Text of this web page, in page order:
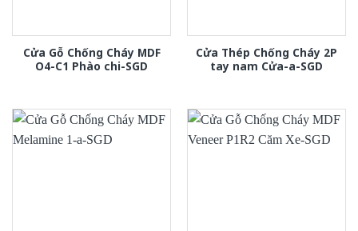
Cửa Gỗ Chống Cháy MDF
O4-C1 Phào chi-SGD
Cửa Thép Chống Cháy 2P
tay nam Cửa-a-SGD